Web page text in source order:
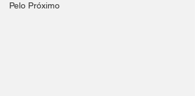
Pelo Próximo